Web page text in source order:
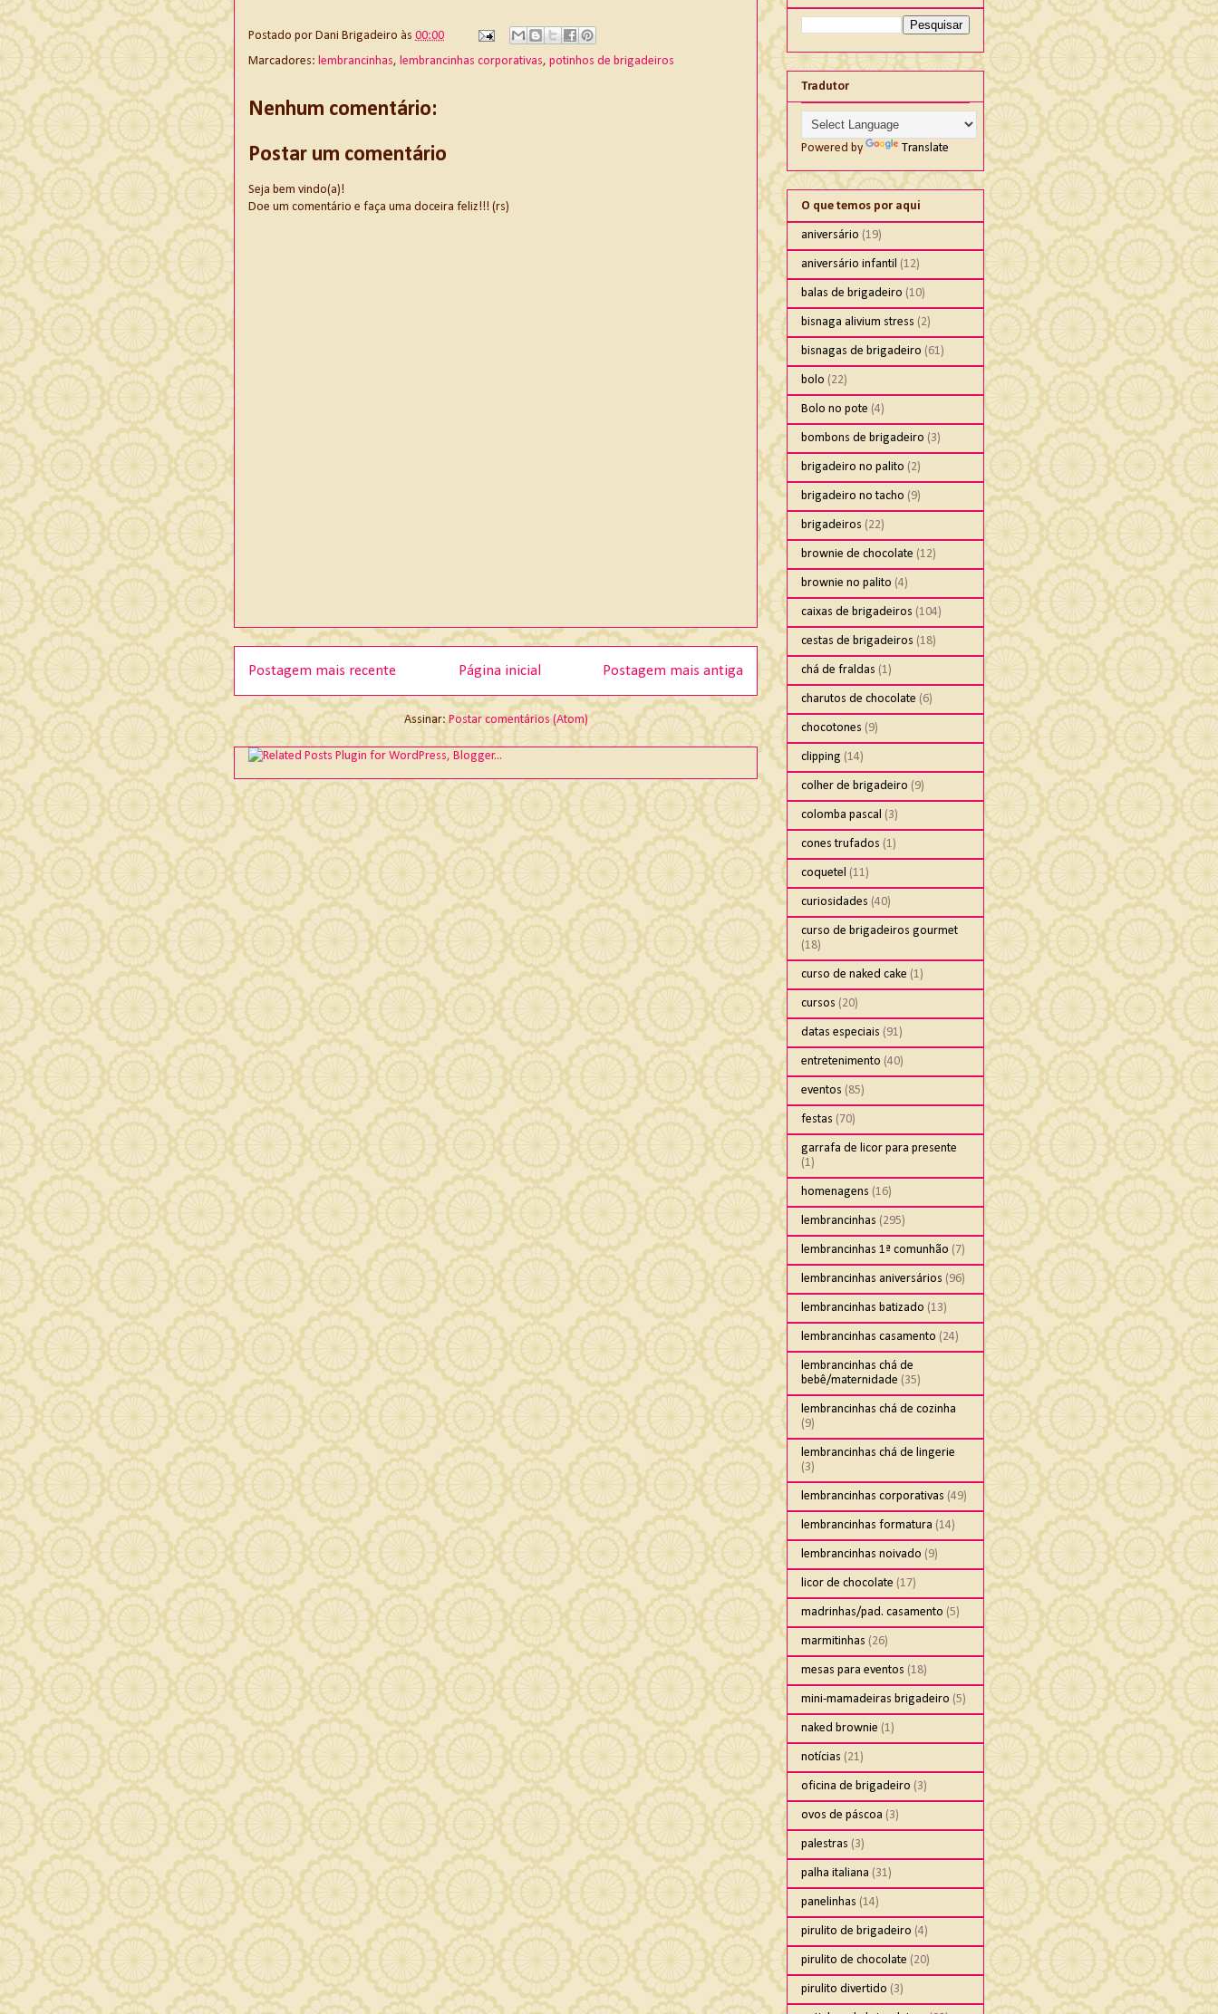
Postado por Dani Brigadeiro às 00:00
Marcadores: lembrancinhas, lembrancinhas corporativas, potinhos de brigadeiros
Nenhum comentário:
Postar um comentário
Seja bem vindo(a)!
Doe um comentário e faça uma doceira feliz!!! (rs)
Postagem mais recente Postagem mais antiga
Página inicial
Assinar:Postar comentários (Atom)
Tradutor
Powered by Translate
O que temos por aqui
aniversário (19)
aniversário infantil (12)
balas de brigadeiro (10)
bisnaga alivium stress (2)
bisnagas de brigadeiro (61)
bolo (22)
Bolo no pote (4)
bombons de brigadeiro (3)
brigadeiro no palito (2)
brigadeiro no tacho (9)
brigadeiros (22)
brownie de chocolate (12)
brownie no palito (4)
caixas de brigadeiros (104)
cestas de brigadeiros (18)
chá de fraldas (1)
charutos de chocolate (6)
chocotones (9)
clipping (14)
colher de brigadeiro (9)
colomba pascal (3)
cones trufados (1)
coquetel (11)
curiosidades (40)
curso de brigadeiros gourmet
(18)
curso de naked cake (1)
cursos (20)
datas especiais (91)
entretenimento (40)
eventos (85)
festas (70)
garrafa de licor para presente
(1)
homenagens (16)
lembrancinhas (295)
lembrancinhas 1ª comunhão (7)
lembrancinhas aniversários (96)
lembrancinhas batizado (13)
lembrancinhas casamento (24)
lembrancinhas chá de
bebê/maternidade (35)
lembrancinhas chá de cozinha
(9)
lembrancinhas chá de lingerie
(3)
lembrancinhas corporativas (49)
lembrancinhas formatura (14)
lembrancinhas noivado (9)
licor de chocolate (17)
madrinhas/pad. casamento (5)
marmitinhas (26)
mesas para eventos (18)
mini-mamadeiras brigadeiro (5)
naked brownie (1)
notícias (21)
oficina de brigadeiro (3)
ovos de páscoa (3)
palestras (3)
palha italiana (31)
panelinhas (14)
pirulito de brigadeiro (4)
pirulito de chocolate (20)
pirulito divertido (3)